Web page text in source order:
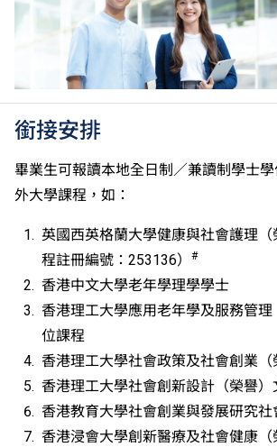
力水平達A2或以上、日語達N3或以
II, 3級或以上，均被接受為一般入學
一。2026年起，烏爾都語成績達E級
受。詳情請按
此處。
績，於申請入學時會被視為等同香港
成績達「第二級」。
如五科香港中學文憑考試的其中一
其他四個香港中學文憑考試科目（包
語文）取得第二級或以上成績。另
（單元一或單元二）第二級或以上成
入學條件中的五科之一。如申請人同
元二成績，於申請入學時只計算成績
適用於持中專教育文憑／職專文憑
以前入讀的學生須完成指定升學單元
修畢職專國際文憑課程的學生，可按
成績，選擇繼續於職業訓練局升讀高
個別評核。
銜接安排
畢業生可報讀本地全日制／兼讀制學士
外大學課程，如：
英國西英格蘭大學健康與社會護理
程註冊編號：253136）#
香港中文大學老年學理學學士
香港理工大學應用老年學及服務管
位課程
香港理工大學社會政策及社會創業
香港理工大學社會創新設計（榮譽）
香港教育大學社會創業與發展研究社
香港浸會大學創新醫療及社會健康